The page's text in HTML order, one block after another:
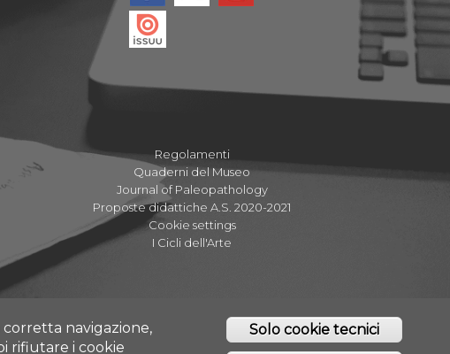
Regolamenti
Quaderni del Museo
Journal of Paleopathology
Proposte didattiche A.S. 2020-2021
Cookie settings
I Cicli dell'Arte
navigazione,
rifiutare i cookie
Solo cookie tecnici